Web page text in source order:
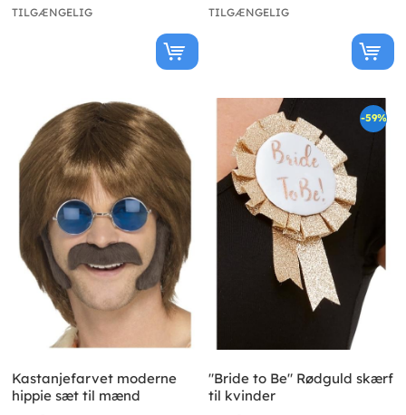
TILGÆNGELIG TILGÆNGELIG
Kastanjefarvet moderne
hippie sæt til mænd
-59%
"Bride to Be" Rødguld skærf
til kvinder